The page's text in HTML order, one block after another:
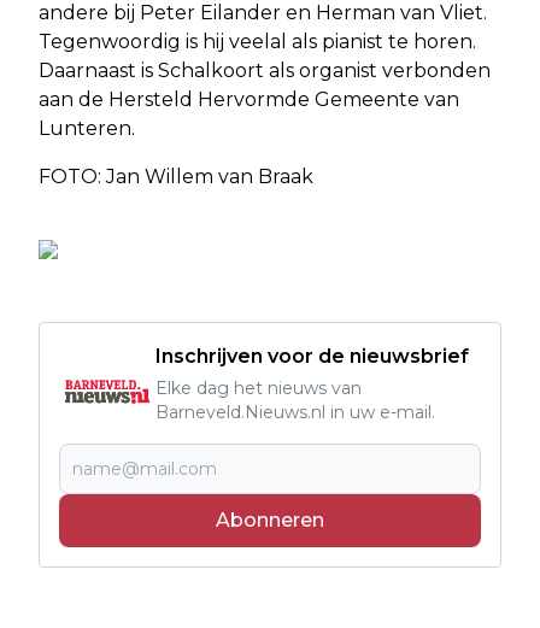
andere bij Peter Eilander en Herman van Vliet.
Tegenwoordig is hij veelal als pianist te horen.
Daarnaast is Schalkoort als organist verbonden
aan de Hersteld Hervormde Gemeente van
Lunteren.
FOTO: Jan Willem van Braak
Inschrijven voor de nieuwsbrief
Elke dag het nieuws van
Barneveld.Nieuws.nl in uw e-mail.
Abonneren